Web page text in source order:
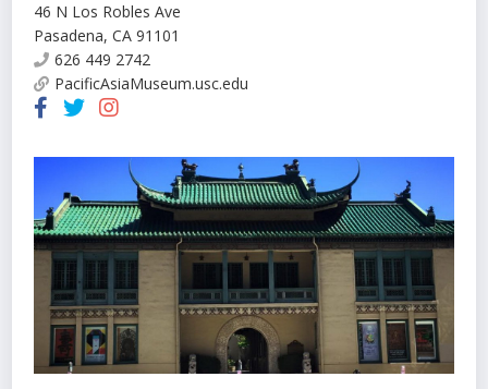
46 N Los Robles Ave
Pasadena, CA 91101
626 449 2742
PacificAsiaMuseum.usc.edu